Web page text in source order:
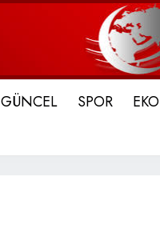
GÜNCEL SPOR